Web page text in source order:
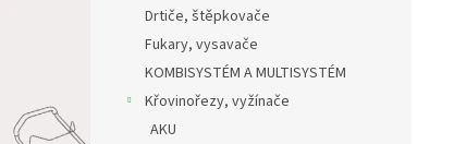
Drtiče, štěpkovače
Fukary, vysavače
KOMBISYSTÉM A MULTISYSTÉM
Křovinořezy, vyžínače
AKU